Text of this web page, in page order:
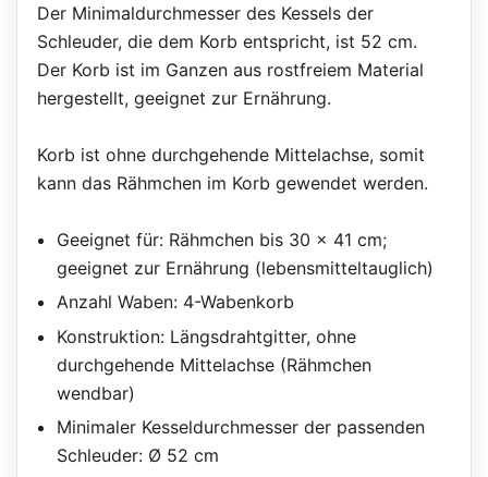
Der Minimaldurchmesser des Kessels der
Schleuder, die dem Korb entspricht, ist 52 cm.
Der Korb ist im Ganzen aus rostfreiem Material
hergestellt, geeignet zur Ernährung.
Korb ist ohne durchgehende Mittelachse, somit
kann das Rähmchen im Korb gewendet werden.
Geeignet für: Rähmchen bis 30 x 41 cm;
geeignet zur Ernährung (lebensmitteltauglich)
Anzahl Waben: 4-Wabenkorb
Konstruktion: Längsdrahtgitter, ohne
durchgehende Mittelachse (Rähmchen
wendbar)
Minimaler Kesseldurchmesser der passenden
Schleuder: Ø 52 cm